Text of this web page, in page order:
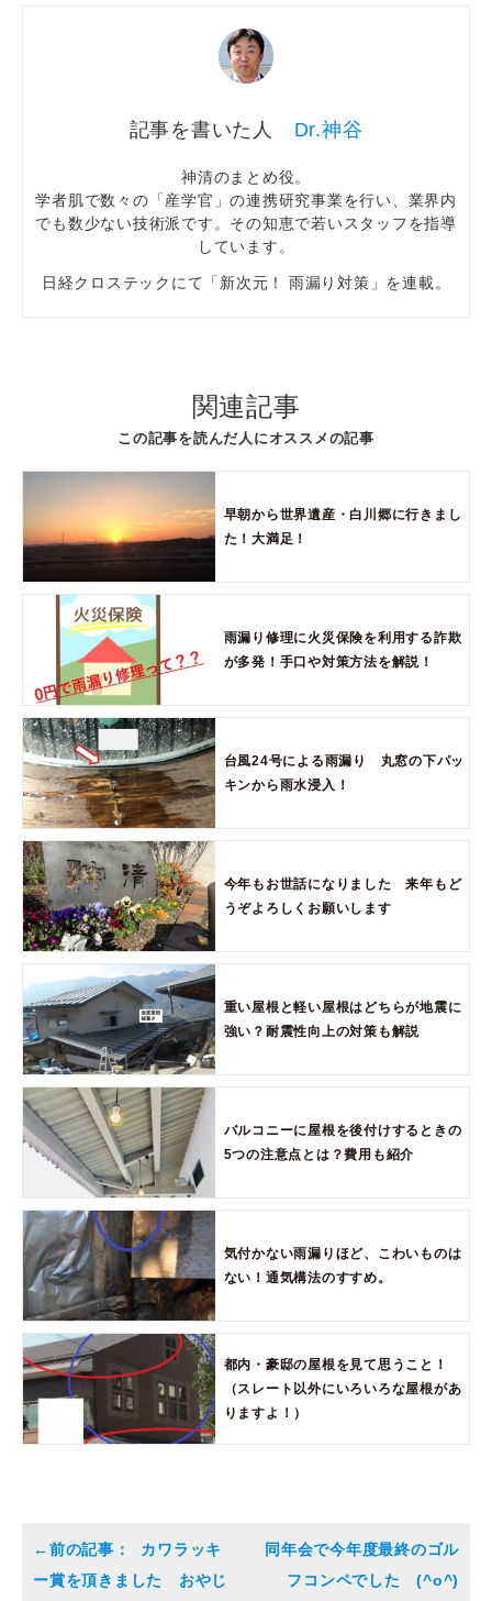
Dr.神谷
神清のまとめ役。
学者肌で数々の「産学官」の連携研究事業を行い、業界内
でも数少ない技術派です。その知恵で若いスタッフを指導
しています。
日経クロステックにて「新次元！ 雨漏り対策」を連載。
関連記事
この記事を読んだ人にオススメの記事
早朝から世界遺産・白川郷に行きまし
た！大満足！
雨漏り修理に火災保険を利用する詐欺
が多発！手口や対策方法を解説！
台風24号による雨漏り 丸窓の下パッ
キンから雨水浸入！
今年もお世話になりました 来年もど
うぞよろしくお願いします
重い屋根と軽い屋根はどちらが地震に
強い？耐震性向上の対策も解説
バルコニーに屋根を後付けするときの
5つの注意点とは？費用も紹介
気付かない雨漏りほど、こわいものは
ない！通気構法のすすめ。
都内・豪邸の屋根を見て思うこと！
（スレート以外にいろいろな屋根があ
りますよ！）
カワラッキ
ー賞を頂きました おやじ
同年会で今年度最終のゴル
フコンペでした (^o^)